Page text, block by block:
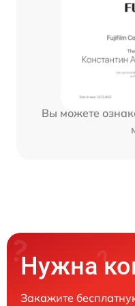
Вы можете
Нужна
Закажите